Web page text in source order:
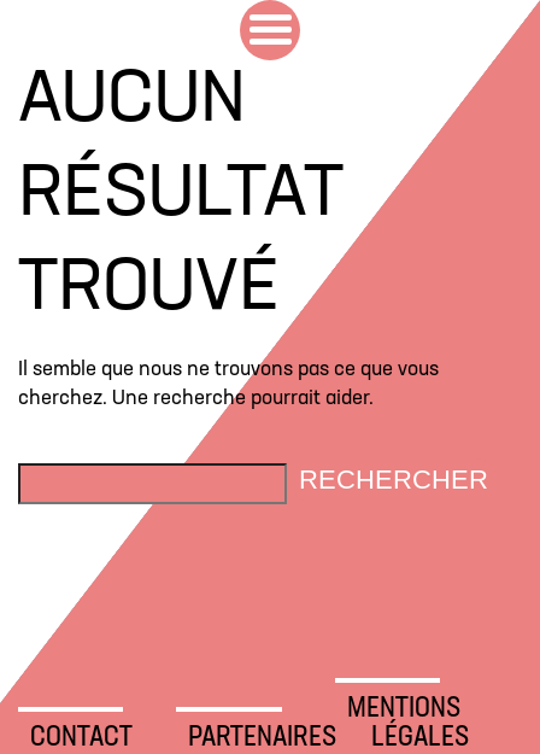
AUCUN
RÉSULTAT
TROUVÉ
Il semble que nous ne trouvons pas ce que vous
cherchez. Une recherche pourrait aider.
RECHERCHER
CONTACT PARTENAIRES
MENTIONS
LÉGALES